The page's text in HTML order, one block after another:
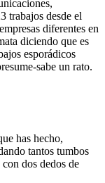
trabajos desde el
diferentes en
diciendo que es
esporádicos
sabe un rato.
has hecho,
tantos tumbos
dos dedos de